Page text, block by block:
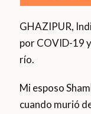
GHAZIPUR,
por COVID-19
río.
Mi esposo
cuando murió